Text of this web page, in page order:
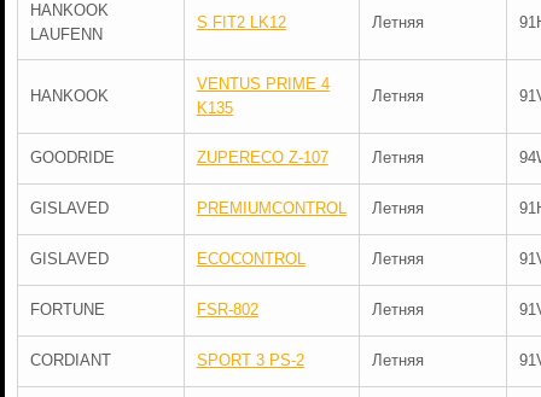
HANKOOK
LAUFENN
S FIT2 LK12 Летняя
HANKOOK
VENTUS PRIME 4
K135
Летняя
GOODRIDE ZUPERECO Z-107 Летняя
GISLAVED PREMIUMCONTROL Летняя
GISLAVED ECOCONTROL Летняя
FORTUNE FSR-802 Летняя
CORDIANT SPORT 3 PS-2 Летняя